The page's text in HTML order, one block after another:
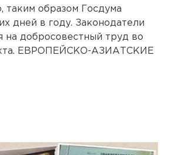
таким образом Госдума
дней в году. Законодатели
на добросовестный труд во
ЕВРОПЕЙСКО-АЗИАТСКИЕ